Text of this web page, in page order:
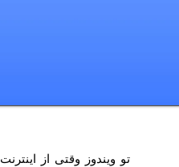
تو ویندوز وقتی از